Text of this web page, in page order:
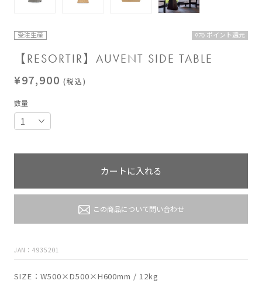
受注生産 970 ポイント還元
【RESORTIR】AUVENT SIDE TABLE
¥97,900(税込)
数量
カートに入れる
この商品について問い合わせ
JAN：4935201
SIZE W500×D500×H600mm / 12kg